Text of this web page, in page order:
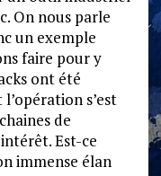
On nous parle
un exemple
faire pour y
ont été
s’est
de
Est-ce
immense élan